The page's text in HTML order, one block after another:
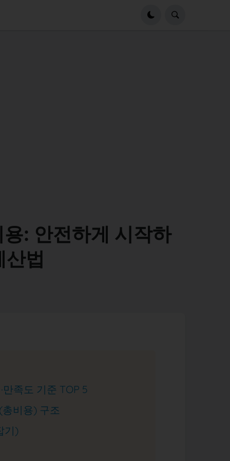
: 안전하게 시작하
산법
족도 기준 TOP 5
비용) 구조
기)